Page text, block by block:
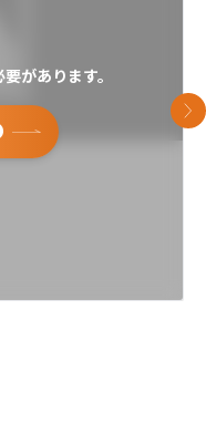
があります。
次